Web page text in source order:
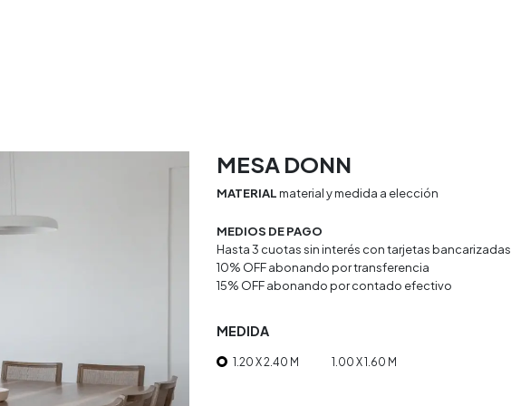
MESA DONN
MATERIALmaterial y medida a elección
MEDIOS DE PAGO
Hasta 3 cuotas sin interés con tarjetas bancarizadas
10% OFF abonando por transferencia
15% OFF abonando por contado efectivo
MEDIDA
1.20 X 2.40 M 1.00 X 1.60 M